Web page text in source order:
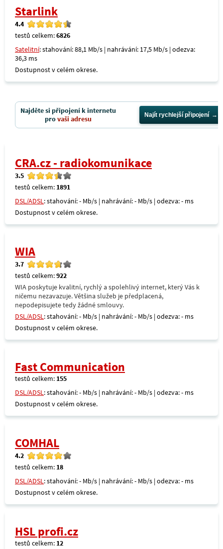
Starlink
4.4
testů celkem:6826
Satelitní: stahování: 88,1 Mb/s | nahrávání: 17,5 Mb/s | odezva:
36,3 ms
Dostupnost v celém okrese.
Najděte si připojení k internetu
provaši adresu Najít rychlejší připojení
CRA.cz - radiokomunikace
3.5
testů celkem: 1891
DSL/ADSL: stahování: - Mb/s | nahrávání: - Mb/s | odezva: - ms
Dostupnost v celém okrese.
WIA
3.7
testů celkem:922
WIA poskytuje kvalitní, rychlý a spolehlivý internet, který Vás k
ničemu nezavazuje. Většina služeb je předplacená,
nepodepisujete tedy žádné smlouvy.
DSL/ADSL: stahování: - Mb/s | nahrávání: - Mb/s | odezva: - ms
Dostupnost v celém okrese.
Fast Communication
testů celkem: 155
DSL/ADSL: stahování: - Mb/s | nahrávání: - Mb/s | odezva: - ms
Dostupnost v celém okrese.
COMHAL
4.2
testů celkem: 18
DSL/ADSL: stahování: - Mb/s | nahrávání: - Mb/s | odezva: - ms
Dostupnost v celém okrese.
HSL profi.cz
testů celkem: 12